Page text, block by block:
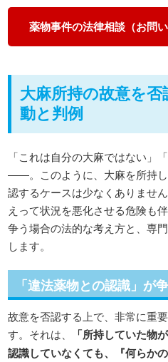
薬物事件の法律相談（お問い
大麻所持の故意を
動と判例
「これは自分の大麻ではない」
――。このように、大麻を所持
認するケースは少なくありませ
えって状況を悪化させる危険も
争う場合の法的な考え方と、専
します。
「違法薬物との認識」が
故意を否認する上で、非常に重
す。それは、
「所持していた物
認識していなくても、『何らか